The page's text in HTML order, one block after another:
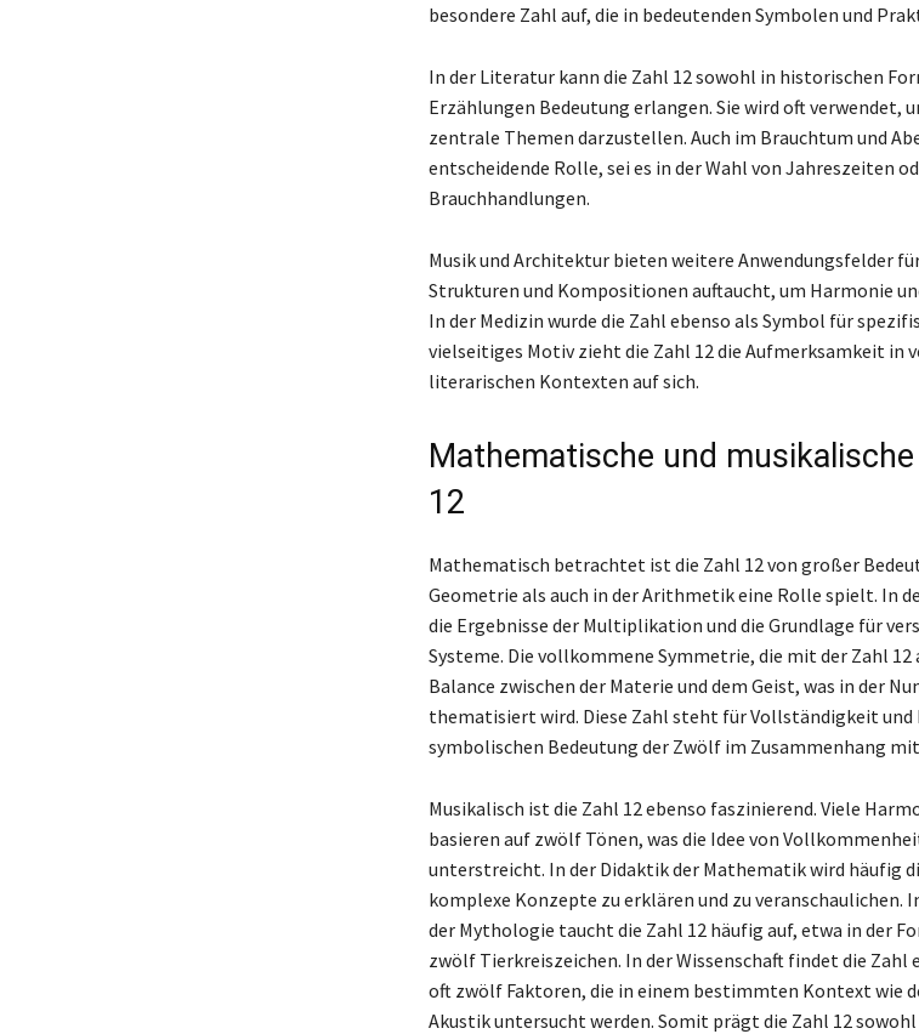
besondere Zahl auf, die in bedeutenden Symbolen und
In der Literatur kann die Zahl 12 sowohl in historischen
Erzählungen Bedeutung erlangen. Sie wird oft verwendet,
zentrale Themen darzustellen. Auch im Brauchtum und
entscheidende Rolle, sei es in der Wahl von Jahreszeiten
Brauchhandlungen.
Musik und Architektur bieten weitere Anwendungsfelder
Strukturen und Kompositionen auftaucht, um Harmonie
In der Medizin wurde die Zahl ebenso als Symbol für
vielseitiges Motiv zieht die Zahl 12 die Aufmerksamkeit in
literarischen Kontexten auf sich.
Mathematische und
12
Mathematisch betrachtet ist die Zahl 12 von großer
Geometrie als auch in der Arithmetik eine Rolle spielt. In
die Ergebnisse der Multiplikation und die Grundlage für
Systeme. Die vollkommene Symmetrie, die mit der Zahl
Balance zwischen der Materie und dem Geist, was in der
thematisiert wird. Diese Zahl steht für Vollständigkeit und
symbolischen Bedeutung der Zwölf im Zusammenhang
Musikalisch ist die Zahl 12 ebenso faszinierend. Viele
basieren auf zwölf Tönen, was die Idee von
unterstreicht. In der Didaktik der Mathematik wird häufig
komplexe Konzepte zu erklären und zu veranschaulichen.
der Mythologie taucht die Zahl 12 häufig auf, etwa in der
zwölf Tierkreiszeichen. In der Wissenschaft findet die Zahl
oft zwölf Faktoren, die in einem bestimmten Kontext wie
Akustik untersucht werden. Somit prägt die Zahl 12